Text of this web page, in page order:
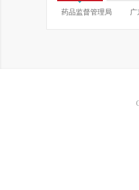
药品监督管理局 广